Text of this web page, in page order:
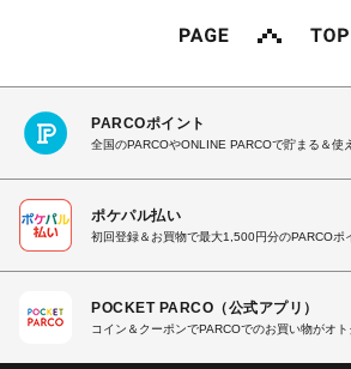
PARCOポイント
全国のPARCOやONLINE PARCOで貯まる＆使
ポケパル払い
初回登録＆お買物で最大1,500円分のPARCOポ
POCKET PARCO（公式アプリ）
コイン＆クーポンでPARCOでのお買い物がオト